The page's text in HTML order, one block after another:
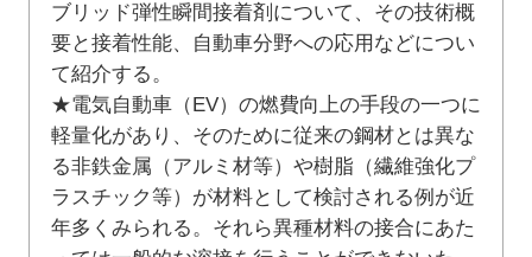
ブリッド弾性瞬間接着剤について、その技術概
要と接着性能、自動車分野への応用などについ
て紹介する。
★電気自動車（EV）の燃費向上の手段の一つに
軽量化があり、そのために従来の鋼材とは異な
る非鉄金属（アルミ材等）や樹脂（繊維強化プ
ラスチック等）が材料として検討される例が近
年多くみられる。それら異種材料の接合にあた